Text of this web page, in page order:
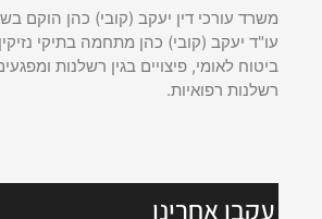
משרד עורכי דין יעקב (קובי) כהן הוקם בשנת
עו"ד יעקב (קובי) כהן מתחמה בתיקי
ביטוח לאומי, פיצויים בגין רשלנות
רשלנות רפואיות.
עקבו אחרינו